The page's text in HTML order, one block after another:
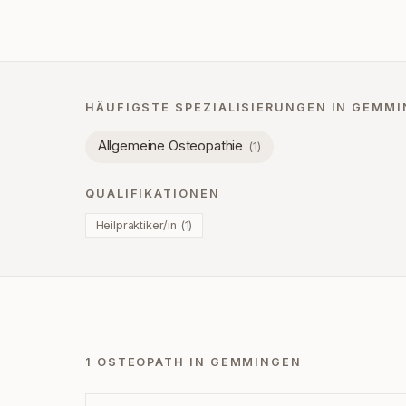
HÄUFIGSTE SPEZIALISIERUNGEN IN
Allgemeine Osteopathie (1)
QUALIFIKATIONEN
Heilpraktiker/in (1)
1 OSTEOPATH IN GEMMINGEN